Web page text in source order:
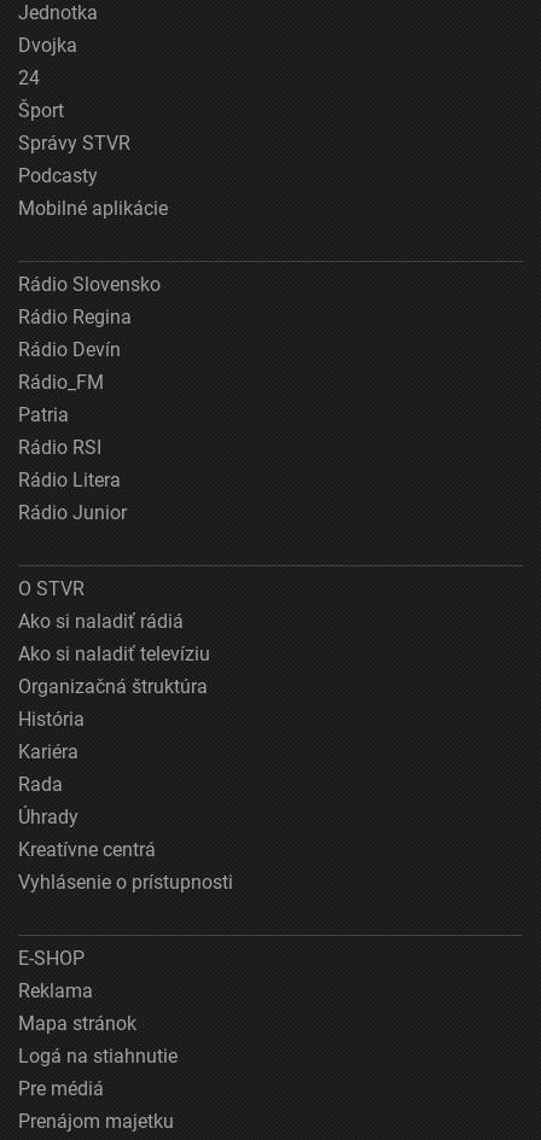
Jednotka
Dvojka
24
Šport
Správy STVR
Podcasty
Mobilné aplikácie
Rádio Slovensko
Rádio Regina
Rádio Devín
Rádio_FM
Patria
Rádio RSI
Rádio Litera
Rádio Junior
O STVR
Ako si naladiť rádiá
Ako si naladiť televíziu
Organizačná štruktúra
História
Kariéra
Rada
Úhrady
Kreatívne centrá
Vyhlásenie o prístupnosti
E-SHOP
Reklama
Mapa stránok
Logá na stiahnutie
Pre médiá
Prenájom majetku